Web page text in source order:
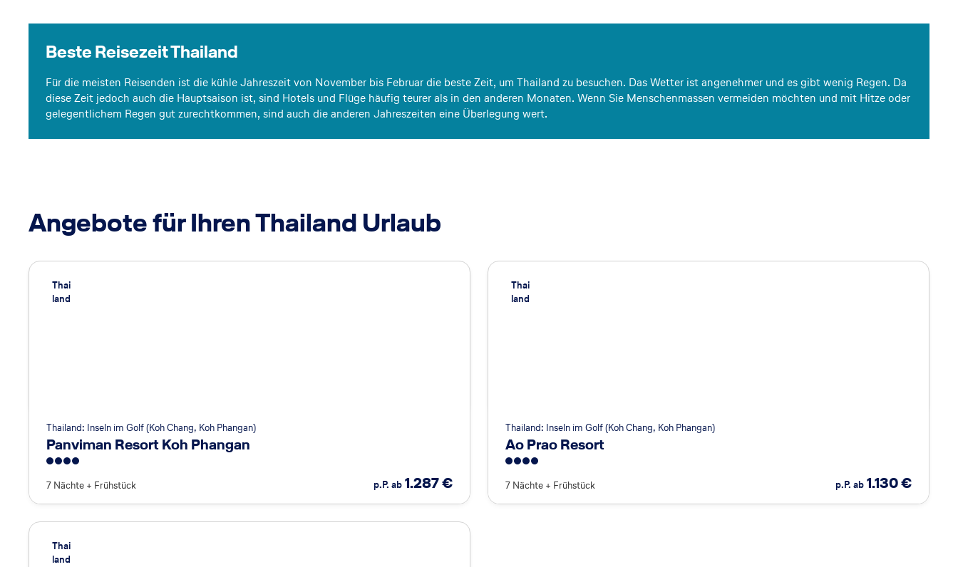
il
Al
fo
s
zu
d
R
Beste Reisezeit Thailand
Für die meisten Reisenden ist die kühle Jahreszeit von November bis Februar die beste Zeit, um Thailand zu besuchen. Das Wetter ist angenehmer und es gibt wenig Regen. Da
diese Zeit jedoch auch die Hauptsaison ist, sind Hotels und Flüge häufig teurer als in den anderen Monaten. Wenn Sie Menschenmassen vermeiden möchten und mit Hitze oder
gelegentlichem Regen gut zurechtkommen, sind auch die anderen Jahreszeiten eine Überlegung wert.
Angebote für Ihren Thailand Urlaub
Thai
land
Thailand: Inseln im Golf (Koh Chang, Koh Phangan)
Panviman Resort Koh Phangan
7 Nächte + Frühstück p.P. ab 1.287€
Thai
land
Thailand: Inseln im Golf (Koh Chang, Koh Phangan)
Ao Prao Resort
7 Nächte + Frühstück p.P. ab 1.130€
Thai
land